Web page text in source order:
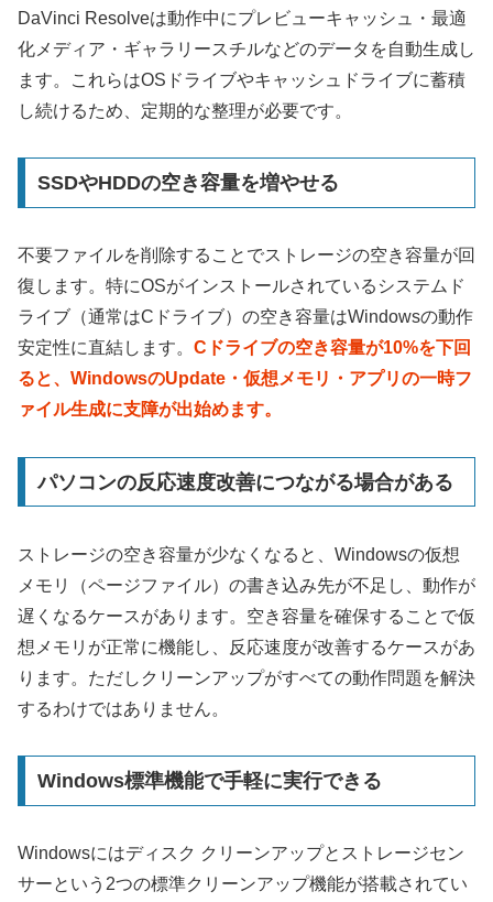
DaVinci Resolveは動作中にプレビューキャッシュ・最適
化メディア・ギャラリースチルなどのデータを自動生成し
ます。これらはOSドライブやキャッシュドライブに蓄積
し続けるため、定期的な整理が必要です。
SSDやHDDの空き容量を増やせる
不要ファイルを削除することでストレージの空き容量が回
復します。特にOSがインストールされているシステムド
ライブ（通常はCドライブ）の空き容量はWindowsの動作
安定性に直結します。 Cドライブの空き容量が10%を下回
ると、WindowsのUpdate・仮想メモリ・アプリの一時フ
ァイル生成に支障が出始めます。
パソコンの反応速度改善につながる場合がある
ストレージの空き容量が少なくなると、Windowsの仮想
メモリ（ページファイル）の書き込み先が不足し、動作が
遅くなるケースがあります。空き容量を確保することで仮
想メモリが正常に機能し、反応速度が改善するケースがあ
ります。ただしクリーンアップがすべての動作問題を解決
するわけではありません。
Windows標準機能で手軽に実行できる
Windowsにはディスク クリーンアップとストレージセン
サーという2つの標準クリーンアップ機能が搭載されてい